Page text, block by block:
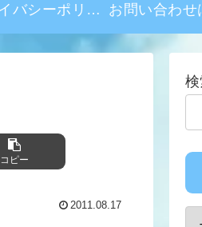
プライバシーポリシー
コピー
2011.08.17
検